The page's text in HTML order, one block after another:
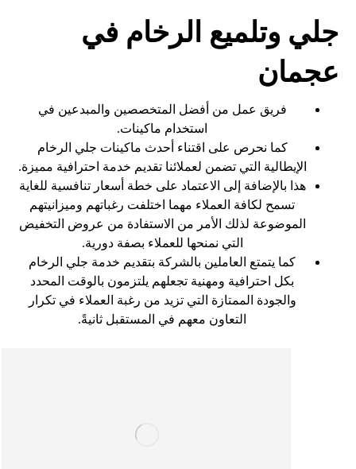
جلي وتلميع الرخام في
عجمان
فريق عمل من أفضل المتخصصين والمبدعين في
استخدام ماكينات.
كما نحرص على اقتناء أحدث ماكينات جلي الرخام
الإيطالية التي تضمن لعملائنا تقديم خدمة احترافية مميزة.
هذا بالإضافة إلى الاعتماد على خطة أسعار تنافسية للغاية
تسمح لكافة العملاء مهما اختلفت رغباتهم وميزانيتهم
الموضوعة لذلك الأمر من الاستفادة من عروض التخفيض
التي نمنحها للعملاء بصفة دورية.
كما يتمتع العاملين بالشركة بتقديم خدمة جلي الرخام
بكل احترافية ومهنية تجعلهم يلتزمون بالوقت المحدد
والجودة الممتازة التي تزيد من رغبة العملاء في تكرار
التعاون معهم في المستقبل ثانيةً.